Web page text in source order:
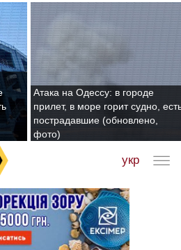
Атака на Одессу: в городе
прилет, в море горит судно,
пострадавшие (обновлено,
фото)
укр